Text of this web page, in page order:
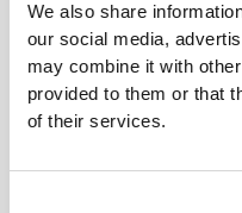
We also share
our social media,
may combine it with
provided to them or that
of their services.